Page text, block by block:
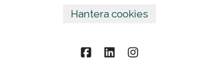
Hantera cookies